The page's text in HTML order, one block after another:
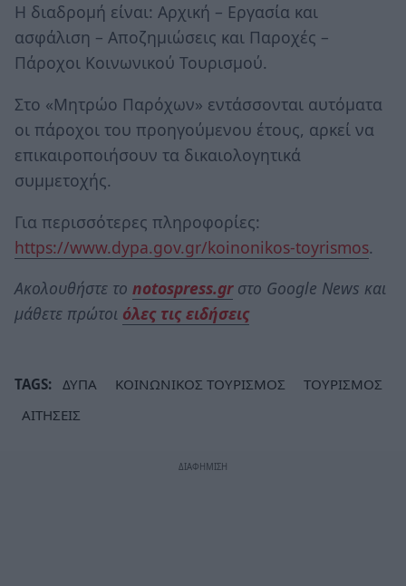
Η διαδρομή είναι: Αρχική – Εργασία και
ασφάλιση – Αποζημιώσεις και Παροχές –
Πάροχοι Κοινωνικού Τουρισμού.
Στο «Μητρώο Παρόχων» εντάσσονται αυτόματα
οι πάροχοι του προηγούμενου έτους, αρκεί να
επικαιροποιήσουν τα δικαιολογητικά
συμμετοχής.
Για περισσότερες πληροφορίες:
https://www.dypa.gov.gr/koinonikos-toyrismos.
Ακολουθήστε το notospress.grστο Google News και
μάθετε πρώτοι όλες τις ειδήσεις
TAGS: ΔΥΠΑ ΚΟΙΝΩΝΙΚΟΣ ΤΟΥΡΙΣΜΟΣ
ΤΟΥΡΙΣΜΟΣ
ΑΙΤΗΣΕΙΣ